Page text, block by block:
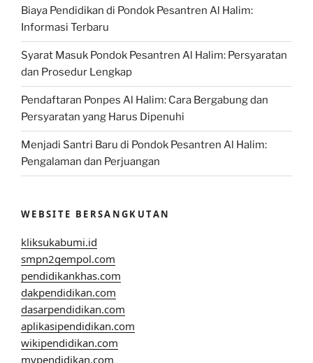
Biaya Pendidikan di Pondok Pesantren Al Halim:
Informasi Terbaru
Syarat Masuk Pondok Pesantren Al Halim: Persyaratan
dan Prosedur Lengkap
Pendaftaran Ponpes Al Halim: Cara Bergabung dan
Persyaratan yang Harus Dipenuhi
Menjadi Santri Baru di Pondok Pesantren Al Halim:
Pengalaman dan Perjuangan
WEBSITE BERSANGKUTAN
kliksukabumi.id
smpn2gempol.com
pendidikankhas.com
dakpendidikan.com
dasarpendidikan.com
aplikasipendidikan.com
wikipendidikan.com
mypendidikan.com